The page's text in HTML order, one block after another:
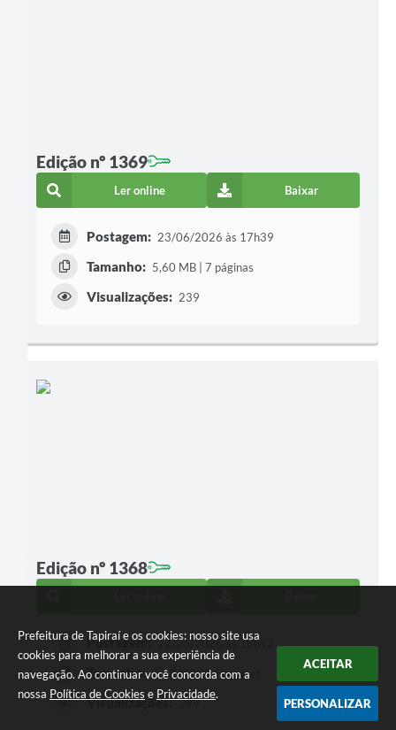
Prefeitura de Tapiraí e os cookies: nosso site usa
cookies para melhorar a sua experiência de
navegação. Ao continuar você concorda com a
nossa Política de Cookies e Privacidade.
ACEITAR
PERSONALIZAR
Edição nº 1369
Ler online Baixar
Postagem: 23/06/2026 às 17h39
Tamanho: 5,60 MB | 7 páginas
Visualizações: 239
Edição nº 1368
Postagem: 22/06/2026 às 18h43
Tamanho: 7,88 MB | 14 páginas
Visualizações: 289